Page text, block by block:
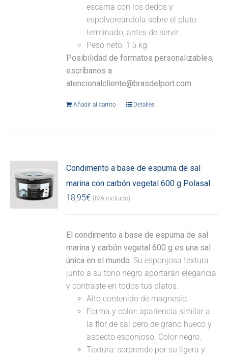
escama con los dedos y
espolvoreándola sobre el plato
terminado, antes de servir.
Peso neto: 1,5 kg
Posibilidad de formatos personalizables,
escríbanos a
atencionalcliente@brasdelport.com
Añadir al carrito Detalles
Condimento a base de espuma de sal
marina con carbón vegetal 600 g Polasal
18,95€ (IVA incluido)
El condimento a base de espuma de sal
marina y carbón vegetal 600 g es una sal
única en el mundo. Su esponjosa textura
junto a su tono negro aportarán elegancia
y contraste en todos tus platos.
Alto contenido de magnesio.
Forma y color: apariencia similar a
la flor de sal pero de grano hueco y
aspecto esponjoso. Color negro.
Textura: sorprende por su ligera y